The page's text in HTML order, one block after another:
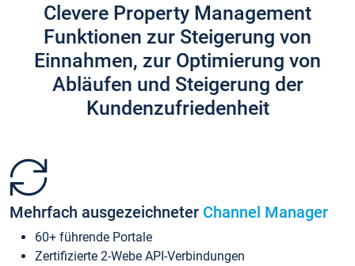
Clevere Property Management
Funktionen zur Steigerung von
Einnahmen, zur Optimierung von
Abläufen und Steigerung der
Kundenzufriedenheit
Mehrfach ausgezeichneter Channel Manager
60+ führende Portale
Zertifizierte 2-Webe API-Verbindungen